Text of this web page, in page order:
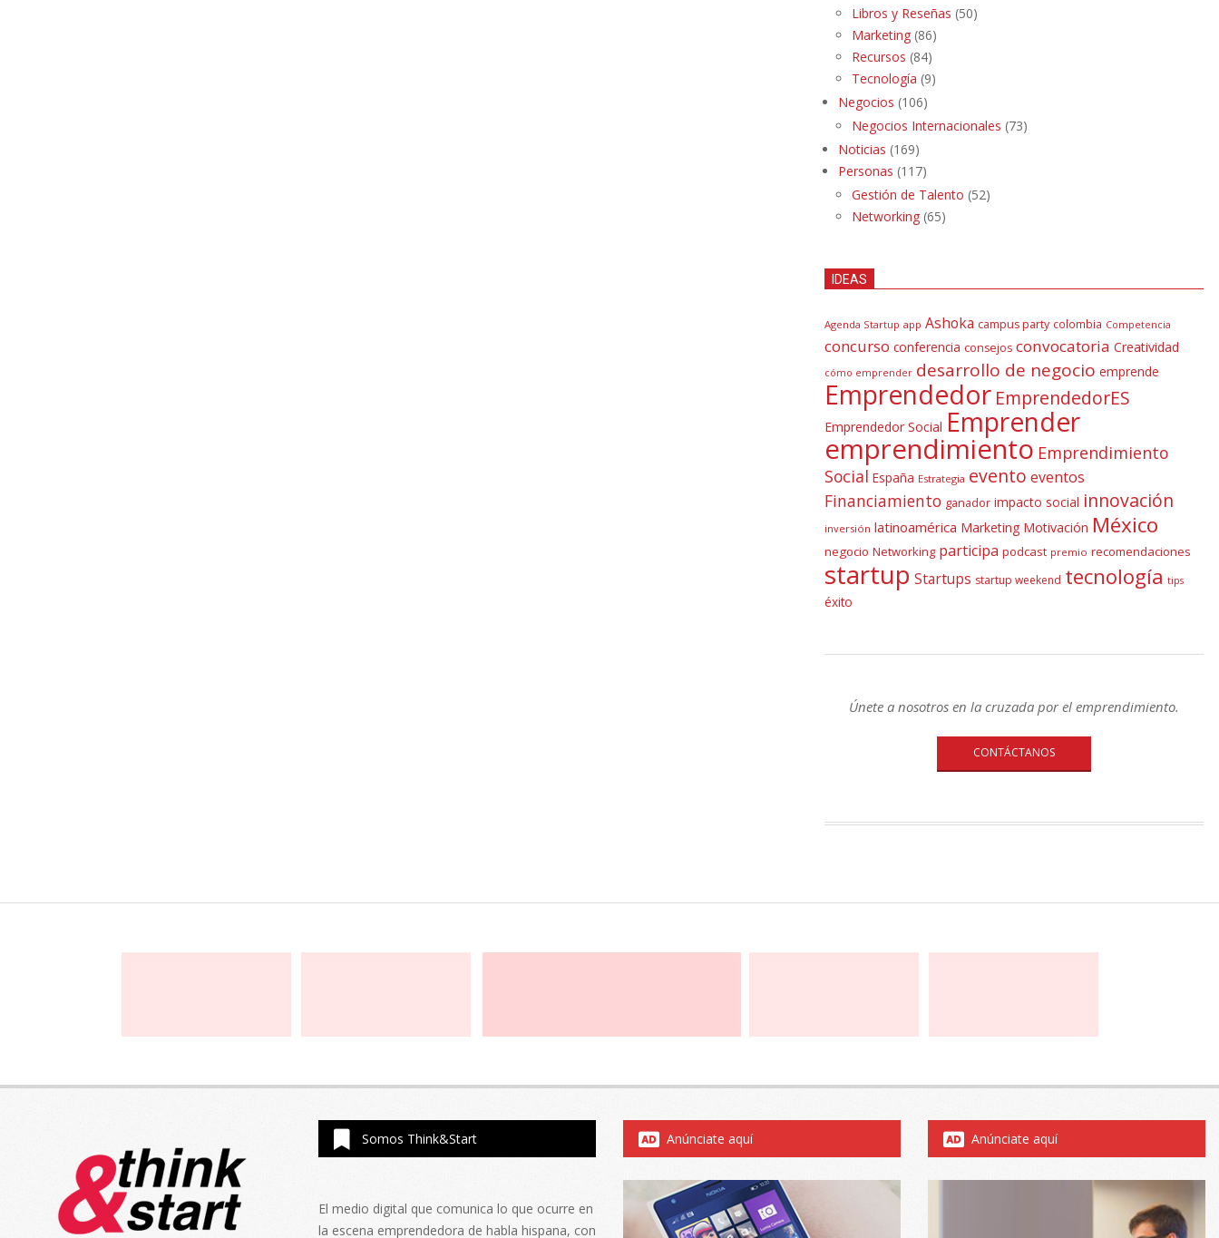
Libros y Reseñas (50)
Marketing (86)
Recursos (84)
Tecnología (9)
Negocios (106)
Negocios Internacionales (73)
Noticias (169)
Personas (117)
Gestión de Talento (52)
Networking (65)
IDEAS
Agenda Startup app Ashoka campus party colombia Competencia
concurso conferencia consejos convocatoria Creatividad
cómo emprender desarrollo de negocio emprende
Emprendedor EmprendedorES
Emprendedor Social Emprender
emprendimiento Emprendimiento
Social España Estrategia evento eventos
Financiamiento ganador impacto social innovación
inversión latinoamérica Marketing Motivación México
negocio Networking participa podcast premio recomendaciones
startup Startups startup weekend tecnología tips
éxito
Únete a nosotros en la cruzada por el emprendimiento.
CONTÁCTANOS
Somos Think&Start
El medio digital que comunica lo que ocurre en
la escena emprendedora de habla hispana, con
Anúnciate aquí Anúnciate aquí